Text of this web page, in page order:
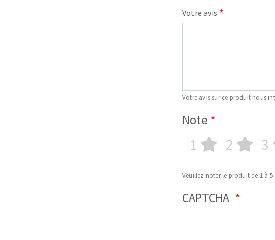
Votre avis
Votre avis sur ce produit nous
Note
1 2 3
Veuillez noter le produit de 1 à 5
CAPTCHA